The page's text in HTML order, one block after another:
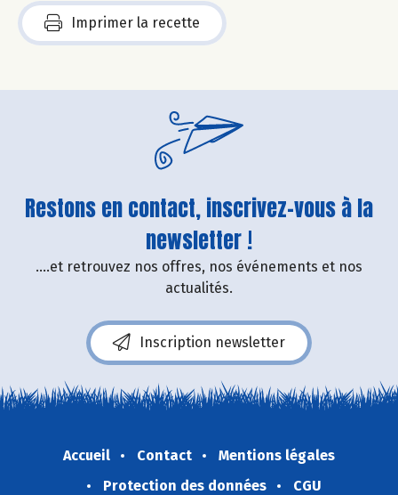
Imprimer la recette
Restons en contact, inscrivez-vous à la
newsletter !
....et retrouvez nos offres, nos événements et nos
actualités.
Inscription newsletter
Accueil Contact
Mentions légales
Protection des données
CGU